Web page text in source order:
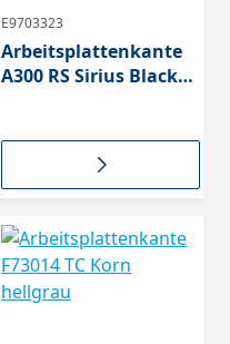
E9703323
Arbeitsplattenkante
A300 RS Sirius Black